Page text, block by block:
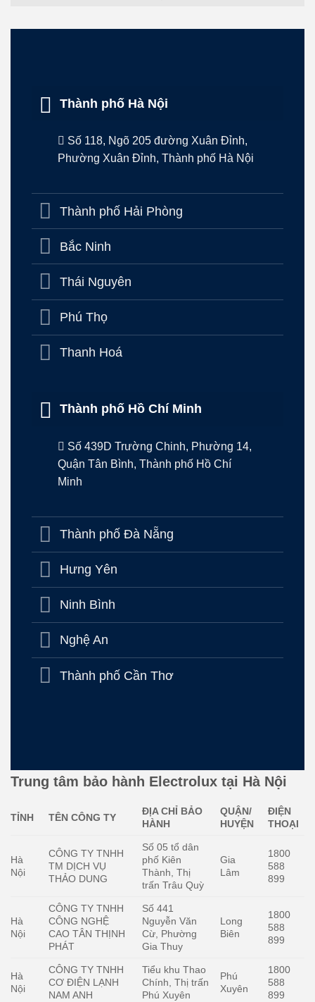
Thành phố Hà Nội
Số 118, Ngõ 205 đường Xuân Đỉnh,
Phường Xuân Đỉnh, Thành phố Hà Nội
Thành phố Hải Phòng
Bắc Ninh
Thái Nguyên
Phú Thọ
Thanh Hoá
Thành phố Hồ Chí Minh
Số 439D Trường Chinh, Phường 14,
Quận Tân Bình, Thành phố Hồ Chí
Minh
Thành phố Đà Nẵng
Hưng Yên
Ninh Bình
Nghệ An
Thành phố Cần Thơ
Trung tâm bảo hành Electrolux tại Hà Nội
TỈNH TÊN CÔNG TY
ĐỊA CHỈ BẢO
HÀNH
QUẬN/
HUYỆN
ĐIỆN
THOẠI
Hà
Nội
CÔNG TY TNHH
TM DỊCH VỤ
THẢO DUNG
Số 05 tổ dân
phố Kiên
Thành, Thị
trấn Trâu Quỳ
Gia
Lâm
1800
588
899
Hà
Nội
CÔNG TY TNHH
CÔNG NGHỆ
CAO TÂN THỊNH
PHÁT
Số 441
Nguyễn Văn
Cừ, Phường
Gia Thuy
Long
Biên
1800
588
899
Hà
Nội
CÔNG TY TNHH
CƠ ĐIỆN LẠNH
NAM ANH
Tiểu khu Thao
Chính, Thị trấn
Phú Xuyên
Phú
Xuyên
1800
588
899